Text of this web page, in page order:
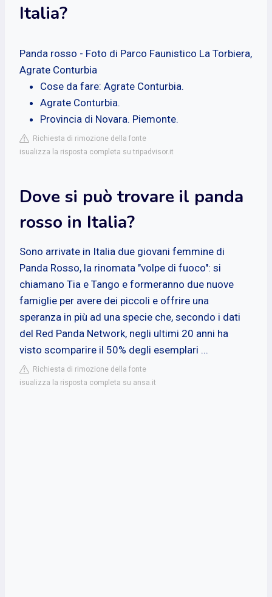
Italia?
Panda rosso - Foto di Parco Faunistico La Torbiera,
Agrate Conturbia
Cose da fare: Agrate Conturbia.
Agrate Conturbia.
Provincia di Novara. Piemonte.
Richiesta di rimozione della fonte
isualizza la risposta completa su tripadvisor.it
Dove si può trovare il panda
rosso in Italia?
Sono arrivate in Italia due giovani femmine di
Panda Rosso, la rinomata "volpe di fuoco": si
chiamano Tia e Tango e formeranno due nuove
famiglie per avere dei piccoli e offrire una
speranza in più ad una specie che, secondo i dati
del Red Panda Network, negli ultimi 20 anni ha
visto scomparire il 50% degli esemplari ...
Richiesta di rimozione della fonte
isualizza la risposta completa su ansa.it